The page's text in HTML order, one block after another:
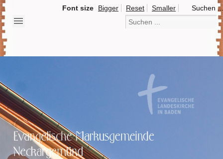
Font size Bigger Reset Smaller Suchen